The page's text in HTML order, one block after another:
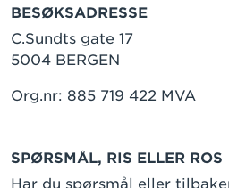
BESØKSADRESSE
C.Sundts gate 17
5004 BERGEN
Org.nr: 885 719 422 MVA
SPØRSMÅL, RIS ELLER ROS
Har du spørsmål eller